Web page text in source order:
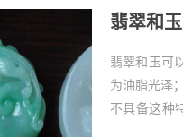
翡翠和
翡翠和玉可
为油脂光泽
不具备这种